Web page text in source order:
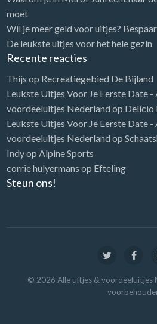
moet
Wil je meer geld voor uitjes?
De leukste uitjes voor het hele gezin
Recente reacties
Thijs op Recreatiegebied De Bijland
Leukste Uitjes Voor Je Eerste Date -
voordeeluitjes Nederland op Delicio
Leukste Uitjes Voor Je Eerste Date -
voordeeluitjes Nederland op
Indyop Alpine Sports
corrie hulyermans op Efteling
Steun ons!
© 2026 Alle uitjes & voordeeluitjes